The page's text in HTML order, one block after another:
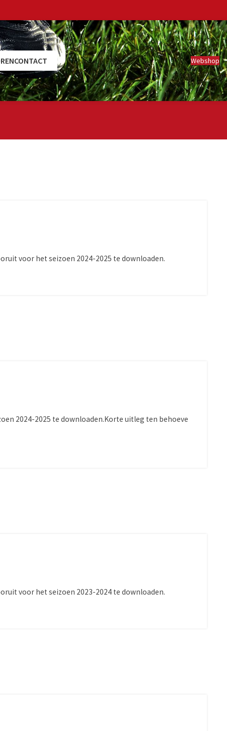
CONTACT Webshop
voor het seizoen 2024-2025 te downloaden.
2024-2025 te downloaden.Korte uitleg ten behoeve
voor het seizoen 2023-2024 te downloaden.